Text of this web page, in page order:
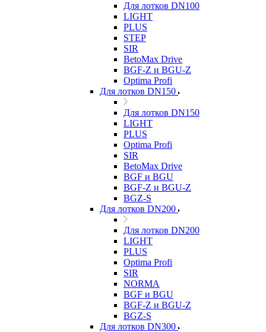
Для лотков DN100
LIGHT
PLUS
STEP
SIR
BetoMax Drive
BGF-Z и BGU-Z
Optima Profi
Для лотков DN150
Для лотков DN150
LIGHT
PLUS
Optima Profi
SIR
BetoMax Drive
BGF и BGU
BGF-Z и BGU-Z
BGZ-S
Для лотков DN200
Для лотков DN200
LIGHT
PLUS
Optima Profi
SIR
NORMA
BGF и BGU
BGF-Z и BGU-Z
BGZ-S
Для лотков DN300